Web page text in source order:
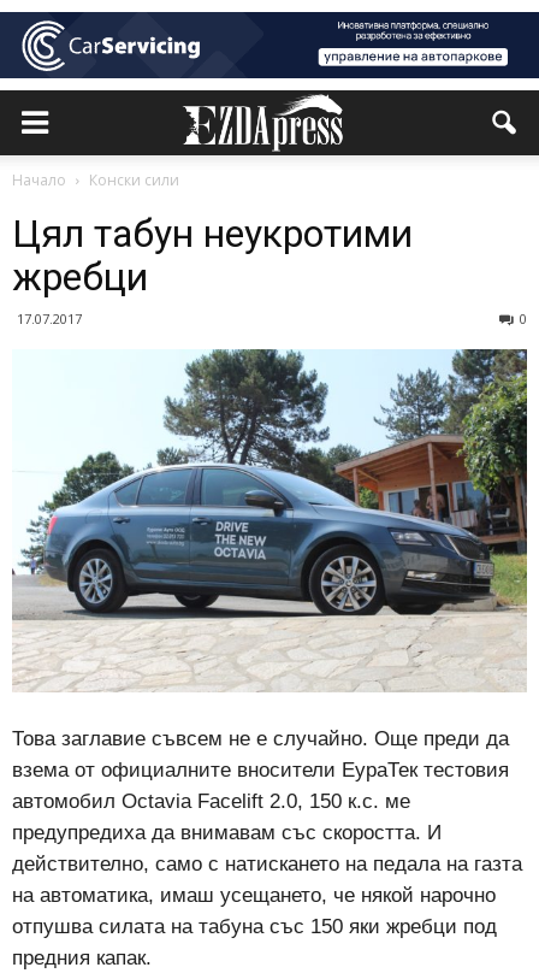
Начало Конски сили
Цял табун неукротими
жребци
17.07.2017 0
Това заглавие съвсем не е случайно. Още преди да
взема от официалните вносители ЕураТек тестовия
автомобил Octavia Facelift 2.0, 150 к.с. ме
предупредиха да внимавам със скоростта. И
действително, само с натискането на педала на газта
на автоматика, имаш усещането, че някой нарочно
отпушва силата на табуна със 150 яки жребци под
предния капак.